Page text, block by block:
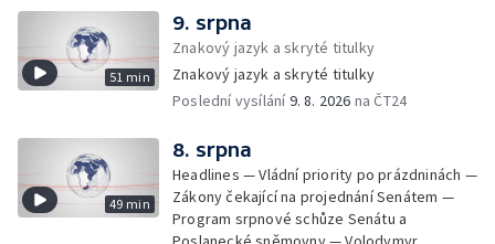
požárů ve Francii — Izrael odmítá mírový
plán pro Gazu — Nelegální stavby u Vltavy —
Osobní auta v Česku — Nový film Hořké
svátky Pedra Almodóvara — Tajfun Dolphin v
Číně — FIFA odsoudila útoky na svého
Hormuzském průlivu — Vysoká návštěvnost
koupališť — Bezpečné koupání ve vedrech
— Jak zdražovalo pivo — Zmenšování
nových bytů — Průměrné velikosti nových
bytů v Praze — Rodina na 37 m² — Změny
51 min
9. srpna
Znakový jazyk a skryté titulky
Znakový jazyk a skryté titulky
Poslední vysílání9. 8. 2026 na ČT24
49 min
8. srpna
Headlines — Vládní priority po prázdninách —
Zákony čekající na projednání Senátem —
Program srpnové schůze Senátu a